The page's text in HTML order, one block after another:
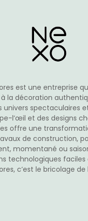
est une entreprise
la décoration
univers spectaculaires
l’œil et des designs
offre une
de construction,
momentané ou
technologiques faciles
c’est le bricolage